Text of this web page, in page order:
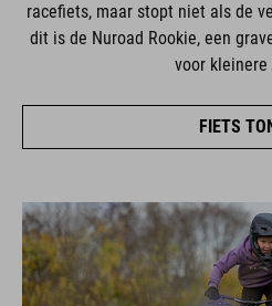
racefiets, maar stopt niet als de
dit is de Nuroad Rookie, een
voor kleinere
FIETS